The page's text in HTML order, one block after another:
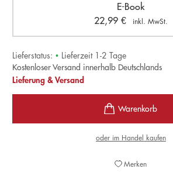
E-Book
22,99 € inkl. MwSt.
Lieferstatus: • Lieferzeit 1-2 Tage
Kostenloser Versand innerhalb Deutschlands
Lieferung & Versand
oder im Handel kaufen
Merken